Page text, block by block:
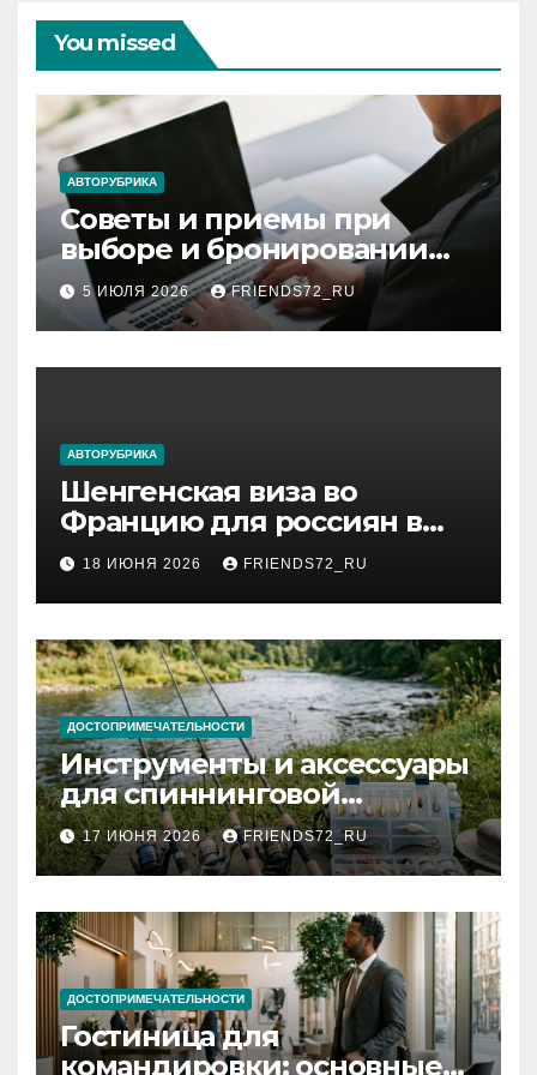
You missed
АВТОРУБРИКА
Советы и приемы при
выборе и бронировании
авиабилетов
5 ИЮЛЯ 2026 FRIENDS72_RU
АВТОРУБРИКА
Шенгенская виза во
Францию для россиян в
2026 году: сроки от 3 дней
и список необходимых
документов
18 ИЮНЯ 2026 FRIENDS72_RU
ДОСТОПРИМЕЧАТЕЛЬНОСТИ
Инструменты и аксессуары
для спиннинговой
рыбалки: назначение и
типы
17 ИЮНЯ 2026 FRIENDS72_RU
ДОСТОПРИМЕЧАТЕЛЬНОСТИ
Гостиница для
командировки: основные